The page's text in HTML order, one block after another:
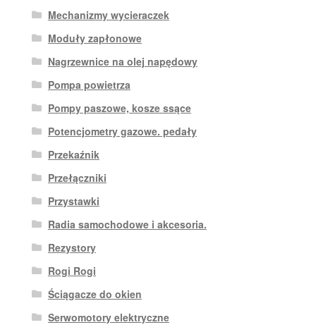
Mechanizmy wycieraczek
Moduły zapłonowe
Nagrzewnice na olej napędowy
Pompa powietrza
Pompy paszowe, kosze ssące
Potencjometry gazowe. pedały
Przekaźnik
Przełączniki
Przystawki
Radia samochodowe i akcesoria.
Rezystory
Rogi Rogi
Ściągacze do okien
Serwomotory elektryczne